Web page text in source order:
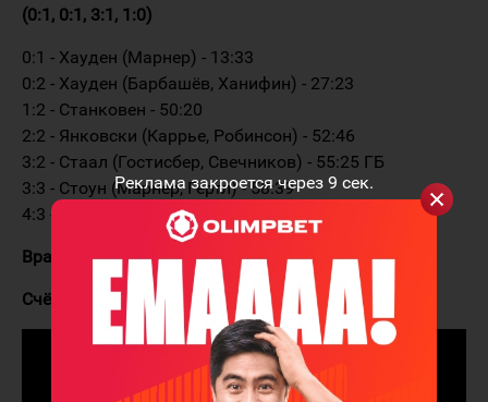
Реклама закроется через 9 сек.
(0:1, 0:1, 3:1, 1:0)
0:1 - Хауден (Марнер) - 13:33
0:2 - Хауден (Барбашёв, Ханифин) - 27:23
1:2 - Станковен - 50:20
2:2 - Янковски (Каррье, Робинсон) - 52:46
3:2 - Стаал (Гостисбер, Свечников) - 55:25 ГБ
3:3 - Стоун (Марнер, Гертл) - 58:39
4:3 - Джарвис (Гостисбер, Ахо) - 63:56 ГБ
Вратари:Андерсен - Харт
Счёт в серии: Каролина - Вегас 1:1 (4:5, 4:3 ОТ)